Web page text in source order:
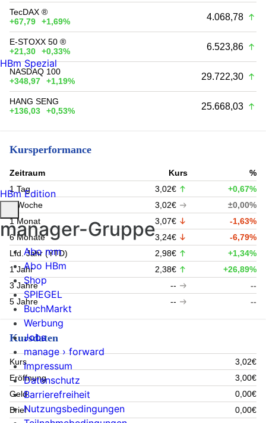
TecDAX ®
+67,79
+1,69% 4.068,78
E-STOXX 50 ®
+21,30
+0,33% 6.523,86
NASDAQ 100
+348,97
+1,19% 29.722,30
HANG SENG
+136,03
+0,53% 25.668,03
Kursperformance
Zeitraum Kurs
%
1 Tag
3,02€
+0,67%
1 Woche
3,02€
±0,00%
1 Monat
3,07€
-1,63%
6 Monate
3,24€
-6,79%
Lfd. Jahr (YTD)
2,98€
+1,34%
1 Jahr
2,38€
+26,89%
3 Jahre
--
--
5 Jahre
-- --
Kursdaten
Kurs
3,02€
Eröffnung
3,00€
Geld
0,00€
Brief
0,00€
HBm Spezial
HBm Edition
manager-Gruppe
Abo mm
Abo HBm
Shop
SPIEGEL
BuchMarkt
Werbung
Jobs
manage › forward
Impressum
Datenschutz
Barrierefreiheit
Nutzungsbedingungen